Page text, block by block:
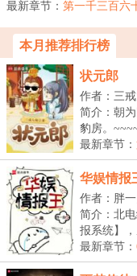
位盟友面相颇为和
最新章节： 第一千三百六
本月推荐排行榜
状元郎
作者：三
简介：朝
豹房。
他救...
最新章节：
华娱情报
作者：胖
简介：北
报系统】
传》...
最新章节：
是脸